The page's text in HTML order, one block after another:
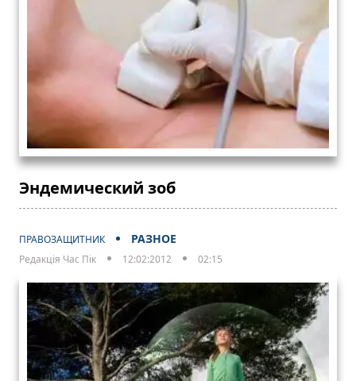
Эндемический зоб
ПРАВОЗАЩИТНИК РАЗНОЕ
Редакція Час Пік 12:02:2012 02:15